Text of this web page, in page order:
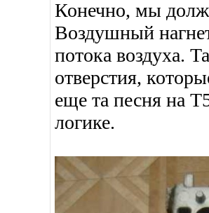
Конечно, мы
Воздушный
потока воздуха.
отверстия,
еще та песня на
логике.